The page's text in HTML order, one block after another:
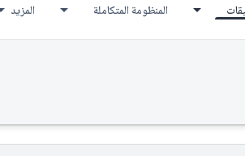
المنظومة المتكاملة المزيد